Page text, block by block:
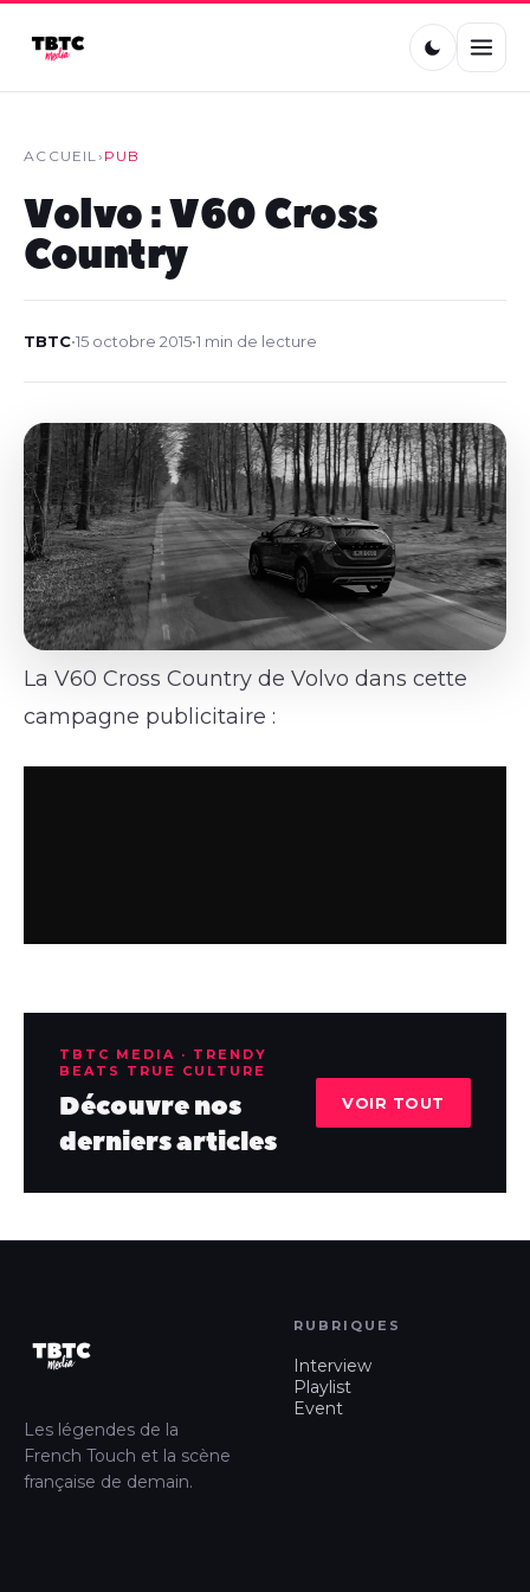
ACCUEIL› PUB
Volvo : V60 Cross
Country
TBTC•15 octobre 2015•1 min de lecture
La V60 Cross Country de Volvo dans cette
campagne publicitaire :
TBTC MEDIA · TRENDY
BEATS TRUE CULTURE
Découvre nos
derniers articles
VOIR TOUT
Les légendes de la
French Touch et la scène
française de demain.
RUBRIQUES
Interview
Playlist
Event